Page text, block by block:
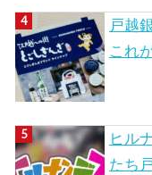
戸越
これ
ヒル
たち